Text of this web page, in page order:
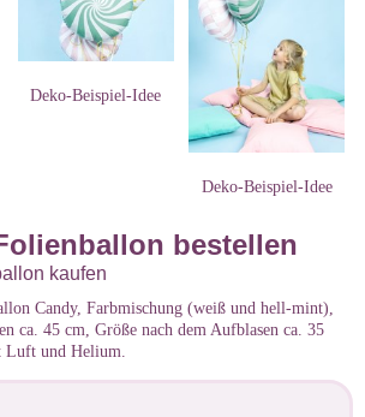
Deko-Beispiel-Idee
Deko-Beispiel-Idee
bestellen
kaufen
Candy, Farbmischung (weiß und hell-mint),
ca. 45 cm, Größe nach dem Aufblasen ca. 35
und Helium.